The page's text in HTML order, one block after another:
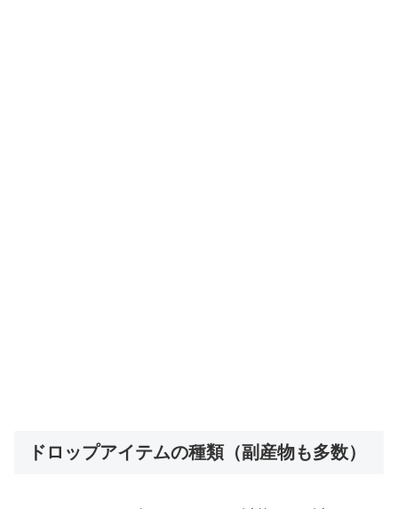
ドロップアイテムの種類（副産物も多数）